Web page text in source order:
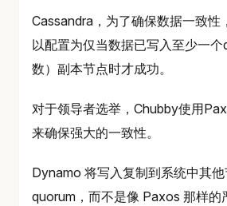
Cassandra，为了确保数据一致性
以配置为仅当数据已写入至少一
数）副本节点时才成功。
对于领导者选举，Chubby使用
来确保强大的一致性。
Dynamo 将写入复制到系统中其
quorum，而不是像 Paxos 那样的